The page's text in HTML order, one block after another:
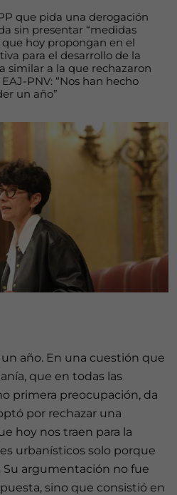
que pida una derogación
sin presentar “medidas
hoy propongan en el
para el desarrollo de la
similar a la que rechazaron
PNV: “Nos han hecho
un año”
año. En una cuestión que
que en todas las
primera preocupación, da
por rechazar una
hoy nos traen para la
urbanísticos solo porque
Su argumentación no fue
sino que consistió en